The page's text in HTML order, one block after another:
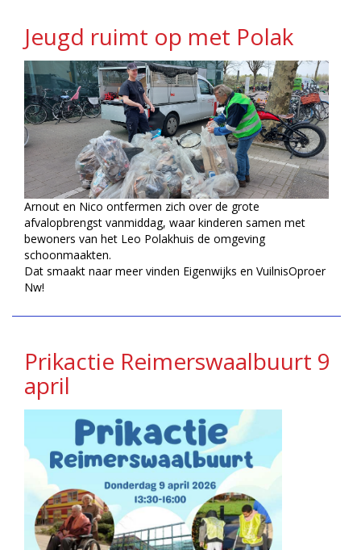
Jeugd ruimt op met Polak
Arnout en Nico ontfermen zich over de grote
afvalopbrengst vanmiddag, waar kinderen samen met
bewoners van het Leo Polakhuis de omgeving
schoonmaakten.
Dat smaakt naar meer vinden Eigenwijks en VuilnisOproer
Nw!
Prikactie Reimerswaalbuurt 9
april